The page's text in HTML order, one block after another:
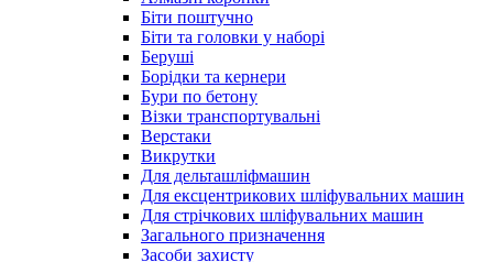
Біти поштучно
Біти та головки у наборі
Беруші
Борідки та кернери
Бури по бетону
Візки транспортувальні
Верстаки
Викрутки
Для дельташліфмашин
Для ексцентрикових шліфувальних машин
Для стрічкових шліфувальних машин
Загального призначення
Засоби захисту